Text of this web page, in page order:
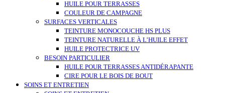
HUILE POUR TERRASSES
COULEUR DE CAMPAGNE
SURFACES VERTICALES
TEINTURE MONOCOUCHE HS PLUS
TEINTURE NATURELLE À L’HUILE EFFET
HUILE PROTECTRICE UV
BESOIN PARTICULIER
HUILE POUR TERRASSES ANTIDÉRAPANTE
CIRE POUR LE BOIS DE BOUT
SOINS ET ENTRETIEN